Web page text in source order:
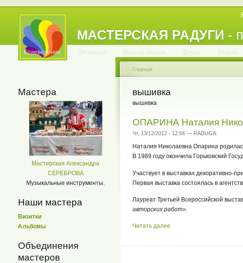
МАСТЕРСКАЯ РАДУГИ -
. . . . . . . . . . . .
Краеведение Эксперты Мастер-классы Добро Радуга
Мастера
Мастерская Александра
СЕРЕБРОВА
Музыкальные инструменты.
Наши мастера
Визитки
Альбомы
Объединения
мастеров
Главная
вышивка
вышивка
ОПАРИНА Наталия
Чт, 13/12/2012 - 12:56 — RADUGA
Наталия Николаевна Опарина
В 1989 году окончила Горьковский
Участвует в выставках декоративно-
Первая выставка состоялась в
Лауреат Третьей Всероссийской
авторских работ».
Читать далее